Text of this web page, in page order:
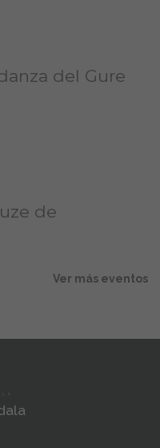
del Gure
de
Ver más eventos